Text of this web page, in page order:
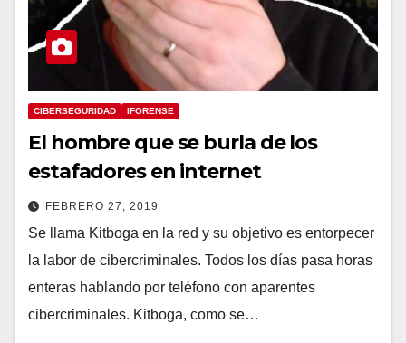
CIBERSEGURIDAD IFORENSE
El hombre que se burla de los
estafadores en internet
FEBRERO 27, 2019
Se llama Kitboga en la red y su objetivo es entorpecer
la labor de cibercriminales. Todos los días pasa horas
enteras hablando por teléfono con aparentes
cibercriminales. Kitboga, como se…